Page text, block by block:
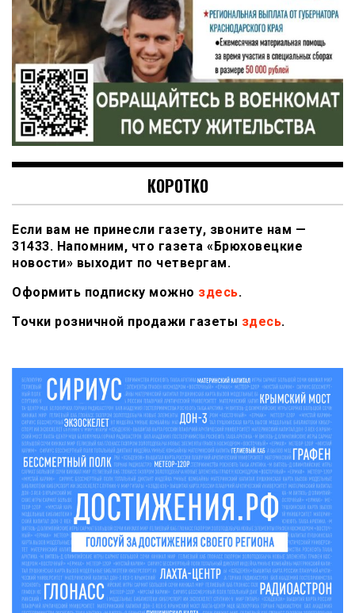
КОРОТКО
Если вам не принесли газету, звоните нам —
31433. Напомним, что газета «Брюховецкие
новости» выходит по четвергам.
Оформить подписку можно здесь.
Точки розничной продажи газеты здесь.